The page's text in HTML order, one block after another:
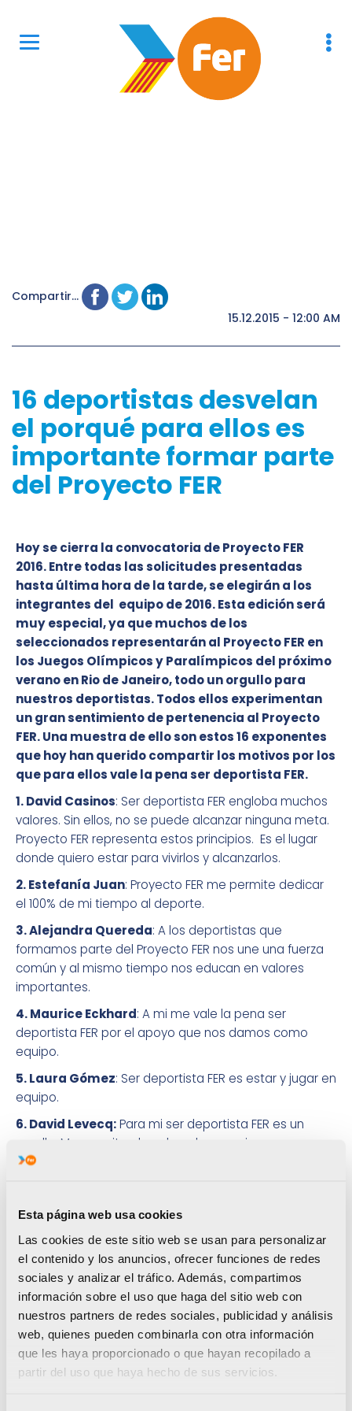
Esta página web usa cookies
Las cookies de este sitio web se usan para personalizar
el contenido y los anuncios, ofrecer funciones de redes
sociales y analizar el tráfico. Además, compartimos
información sobre el uso que haga del sitio web con
nuestros partners de redes sociales, publicidad y análisis
web, quienes pueden combinarla con otra información
que les haya proporcionado o que hayan recopilado a
partir del uso que haya hecho de sus servicios.
Compartir...
15.12.2015 - 12:00 AM
16 deportistas desvelan
el porqué para ellos es
importante formar parte
del Proyecto FER
Hoy se cierra la convocatoria de Proyecto FER
2016. Entre todas las solicitudes presentadas
hasta última hora de la tarde, se elegirán a los
integrantes del equipo de 2016. Esta edición será
muy especial, ya que muchos de los
seleccionados representarán al Proyecto FER en
los Juegos Olímpicos y Paralímpicos del próximo
verano en Rio de Janeiro, todo un orgullo para
nuestros deportistas. Todos ellos experimentan
un gran sentimiento de pertenencia al Proyecto
FER. Una muestra de ello son estos 16 exponentes
que hoy han querido compartir los motivos por los
que para ellos vale la pena ser deportista FER.
1. David Casinos: Ser deportista FER engloba muchos
valores. Sin ellos, no se puede alcanzar ninguna meta.
Proyecto FER representa estos principios. Es el lugar
donde quiero estar para vivirlos y alcanzarlos.
2. Estefanía Juan: Proyecto FER me permite dedicar
el 100% de mi tiempo al deporte.
3. Alejandra Quereda: A los deportistas que
formamos parte del Proyecto FER nos une una fuerza
común y al mismo tiempo nos educan en valores
importantes.
4. Maurice Eckhard: A mi me vale la pena ser
deportista FER por el apoyo que nos damos como
equipo.
5. Laura Gómez: Ser deportista FER es estar y jugar en
equipo.
6. David Levecq:Para mi ser deportista FER es un
orgullo. Me permite abanderar la esencia que
representa el deporte en nuestra comunidad.
porque compartes experiencias con los mejores
deportistas valencianos.
8. Fátima Diame:Me encanta ser deportista FER por
los valores que difunde este equipo. Y por el apoyo y
motivación incondicional que nos dan.
9. Roberto Sánchez:Proyecto FER nos valora como
deportistas. Pero también como personas.
10. Sebastián Mora:
Ser deportista del Proyecto FER
vale la pena porque están a nuestro lado tanto en la